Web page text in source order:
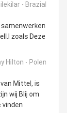
- Brazial
samenwerken
zoals Deze
Hilton - Polen
Mittel, is
wij Blij om
vinden